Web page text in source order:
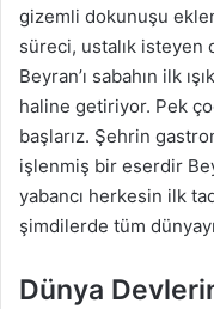
gizemli dokunuşu
süreci, ustalık
Beyran’ı sabahın ilk
haline getiriyor. Pek
başlarız. Şehrin
işlenmiş bir eserdir
yabancı herkesin ilk
şimdilerde tüm
Dünya